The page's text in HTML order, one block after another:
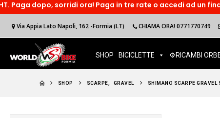
ora! Paga in tre rate o accedi ad un finanzimento
Via Appia Lato Napoli, 162 -Formia (LT) CHIAMA ORA! 0771770749
SHOP BICICLETTE ⚙️RICAMBI
SHOP SCARPE GRAVEL SHIMANO SCARPE GRAVEL